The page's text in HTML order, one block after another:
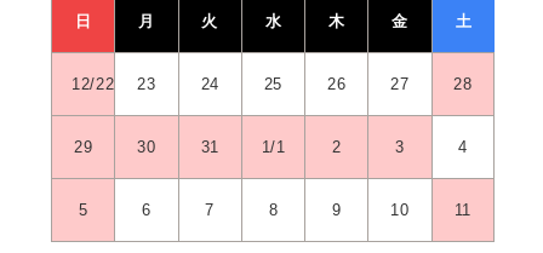
日 月 火 水 木 金 土
12/22 23 24 25 26 27 28
29 30 31 1/1 2 3 4
5 6 7 8 9 10 11